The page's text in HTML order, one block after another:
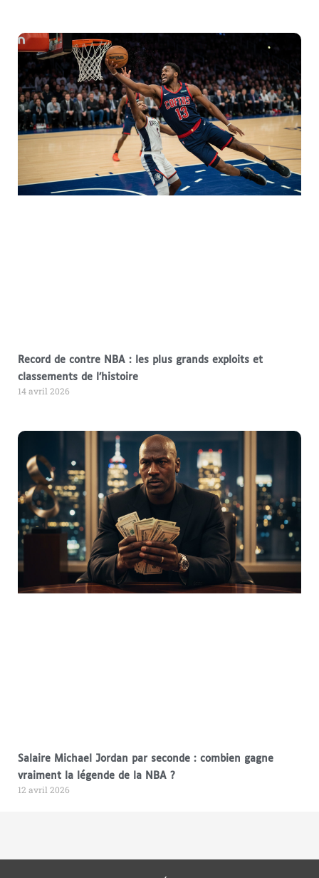
Record de contre NBA : les plus grands exploits et
classements de l’histoire
14 avril 2026
Salaire Michael Jordan par seconde : combien gagne
vraiment la légende de la NBA ?
12 avril 2026